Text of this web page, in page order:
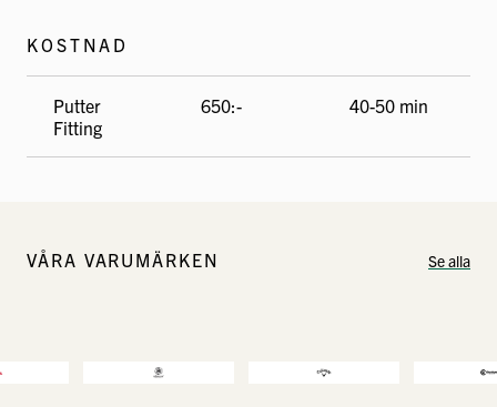
KOSTNAD
Putter
Fitting
650:- 40-50 min
VÅRA VARUMÄRKEN Se alla